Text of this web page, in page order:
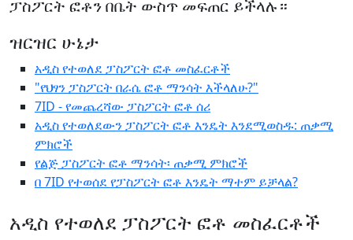
ፓስፖርት ፎቶን በቤት ውስጥ መፍጠር ይችላሉ።
ዝርዝር ሁኔታ
አዲስ የተወለደ ፓስፖርት ፎቶ መስፈርቶች
"የህፃን ፓስፖርት በራሴ ፎቶ ማንሳት እችላለሁ?"
7ID - የመጨረሻው ፓስፖርት ፎቶ ሰሪ
አዲስ የተወለደውን ፓስፖርት ፎቶ እንዴት እንደሚወስዱ: ጠቃሚ
ምክሮች
የልጅ ፓስፖርት ፎቶ ማንሳት፡ ጠቃሚ ምክሮች
በ 7ID የተወሰደ የፓስፖርት ፎቶ እንዴት ማተም ይቻላል?
አዲስ የተወለደ ፓስፖርት ፎቶ መስፈርቶች